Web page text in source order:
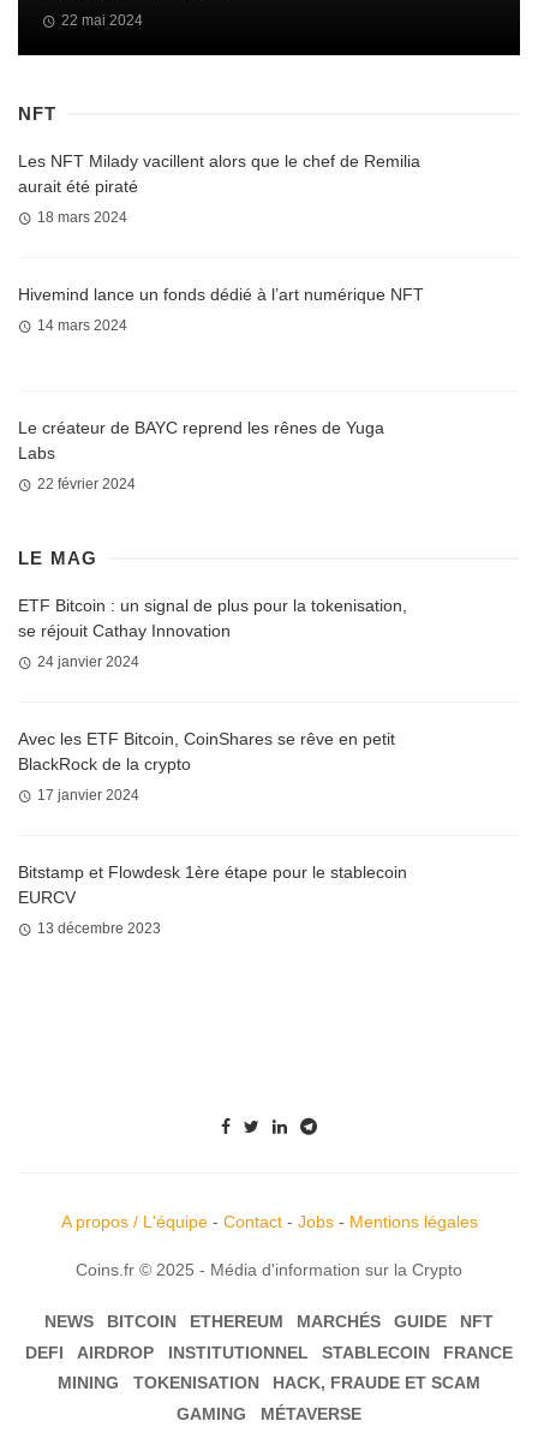
22 mai 2024
NFT
Les NFT Milady vacillent alors que le chef de Remilia
aurait été piraté
18 mars 2024
Hivemind lance un fonds dédié à l’art numérique NFT
14 mars 2024
Le créateur de BAYC reprend les rênes de Yuga
Labs
22 février 2024
LE MAG
ETF Bitcoin : un signal de plus pour la tokenisation,
se réjouit Cathay Innovation
24 janvier 2024
Avec les ETF Bitcoin, CoinShares se rêve en petit
BlackRock de la crypto
17 janvier 2024
Bitstamp et Flowdesk 1ère étape pour le stablecoin
EURCV
13 décembre 2023
A propos / L'équipe- Contact- Jobs- Mentions légales
Coins.fr © 2025 - Média d'information sur la Crypto
NEWS BITCOIN ETHEREUM MARCHÉS GUIDE
NFT
DEFI
AIRDROP INSTITUTIONNEL STABLECOIN
FRANCE
MINING
TOKENISATION
HACK, FRAUDE ET SCAM
GAMING
MÉTAVERSE